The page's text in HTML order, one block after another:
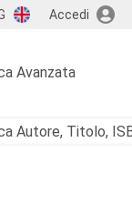
Accedi
Avanzata